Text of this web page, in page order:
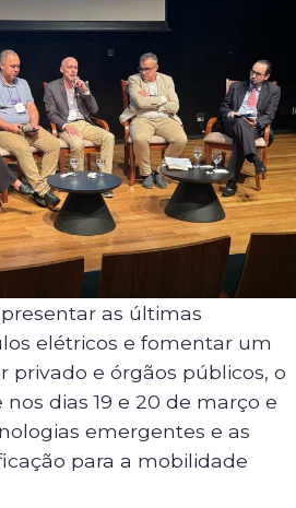
as últimas
elétricos e fomentar um
privado e órgãos públicos, o
dias 19 e 20 de março e
emergentes e as
para a mobilidade